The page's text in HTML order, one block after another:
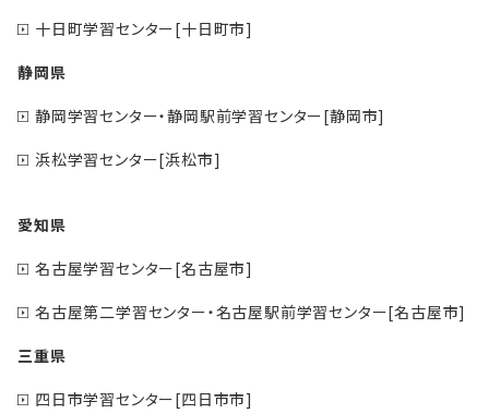
十日町学習センター[十日町市]
静岡県
静岡学習センター・静岡駅前学習センター[静岡市]
浜松学習センター[浜松市]
愛知県
名古屋学習センター[名古屋市]
名古屋第二学習センター・名古屋駅前学習センター[名古屋市]
三重県
四日市学習センター[四日市市]